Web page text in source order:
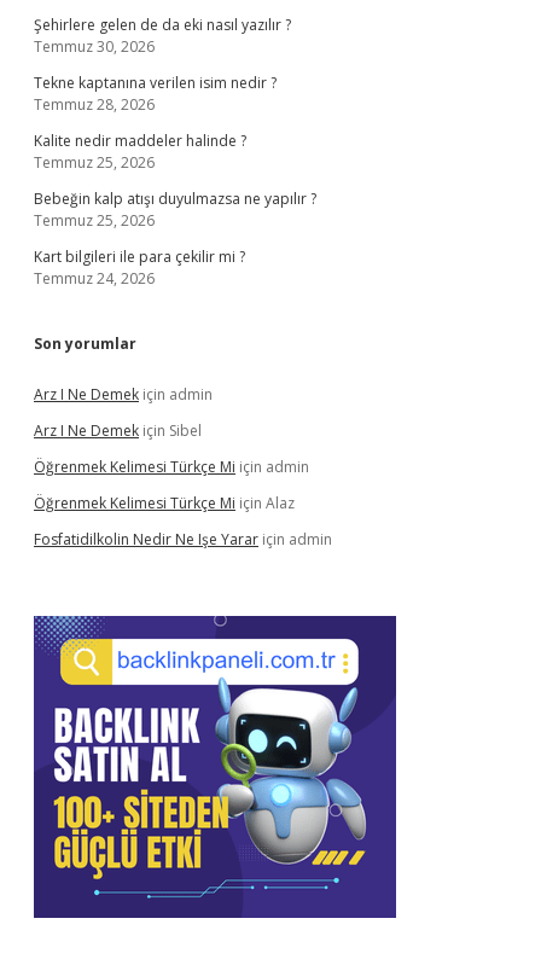
Şehirlere gelen de da eki nasıl yazılır ?
Temmuz 30, 2026
Tekne kaptanına verilen isim nedir ?
Temmuz 28, 2026
Kalite nedir maddeler halinde ?
Temmuz 25, 2026
Bebeğin kalp atışı duyulmazsa ne yapılır ?
Temmuz 25, 2026
Kart bilgileri ile para çekilir mi ?
Temmuz 24, 2026
Son yorumlar
Arz I Ne Demek için admin
Arz I Ne Demek için Sibel
Öğrenmek Kelimesi Türkçe Mi için admin
Öğrenmek Kelimesi Türkçe Mi için Alaz
Fosfatidilkolin Nedir Ne Işe Yarar için admin